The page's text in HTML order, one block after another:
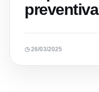
preventiva
◷ 26/03/2025